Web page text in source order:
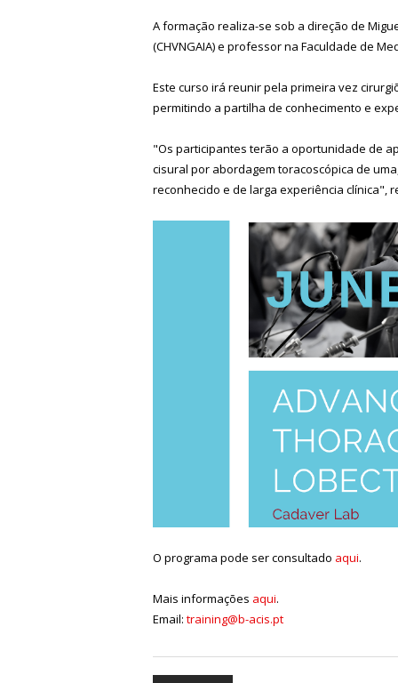
A formação realiza-se sob a direção de
(CHVNGAIA) e professor na Faculdade de
Este curso irá reunir pela primeira vez
permitindo a partilha de conhecimento e
"Os participantes terão a oportunidade de
cisural por abordagem toracoscópica de
reconhecido e de larga experiência clínica",
O programa pode ser consultado aqui.
Mais informações aqui.
Email: training@b-acis.pt